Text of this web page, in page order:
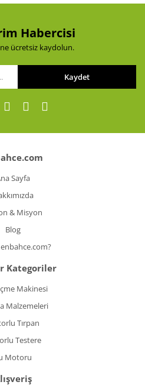
daha pahalı.
Gönder
Habercisi
ücretsiz kaydolun.
Kaydet
Sayfa
& Misyon
Blog
Kategoriler
Makinesi
Malzemeleri
Tırpan
Testere
Motoru